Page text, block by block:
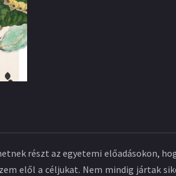
részt az egyetemi előadásokon,
elől a céljukat. Nem mindig jártak